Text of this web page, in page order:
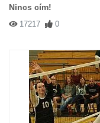
Nincs cím!
17217 0